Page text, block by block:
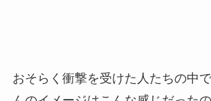
おそらく衝撃を受けた人たちの中